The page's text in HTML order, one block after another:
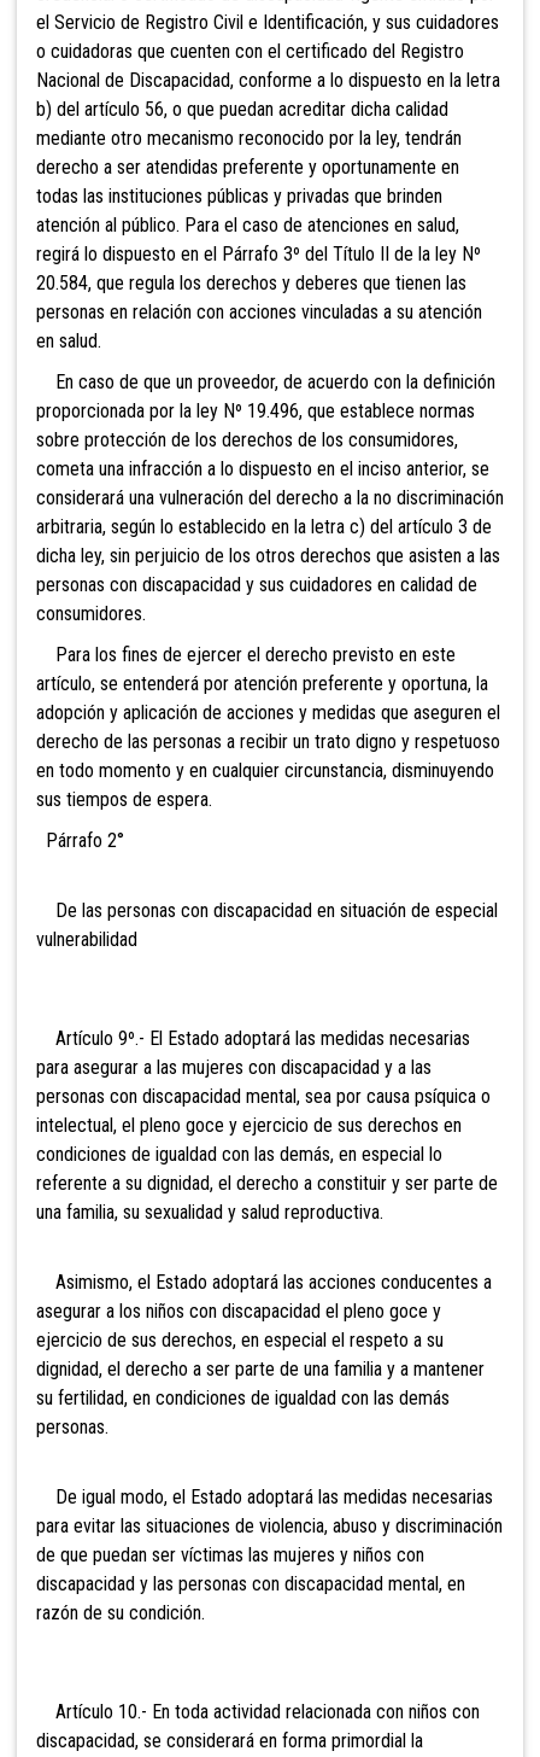
el Servicio de Registro Civil e Identificación, y sus cuidadores
o cuidadoras que cuenten con el certificado del Registro
Nacional de Discapacidad, conforme a lo dispuesto en la letra
b) del artículo 56, o que puedan acreditar dicha calidad
mediante otro mecanismo reconocido por la ley, tendrán
derecho a ser atendidas preferente y oportunamente en
todas las instituciones públicas y privadas que brinden
atención al público. Para el caso de atenciones en salud,
regirá lo dispuesto en el Párrafo 3º del Título II de la ley Nº
20.584, que regula los derechos y deberes que tienen las
personas en relación con acciones vinculadas a su atención
en salud.
En caso de que un proveedor, de acuerdo con la definición
proporcionada por la ley Nº 19.496, que establece normas
sobre protección de los derechos de los consumidores,
cometa una infracción a lo dispuesto en el inciso anterior, se
considerará una vulneración del derecho a la no discriminación
arbitraria, según lo establecido en la letra c) del artículo 3 de
dicha ley, sin perjuicio de los otros derechos que asisten a las
personas con discapacidad y sus cuidadores en calidad de
consumidores.
Para los fines de ejercer el derecho previsto en este
artículo, se entenderá por atención preferente y oportuna, la
adopción y aplicación de acciones y medidas que aseguren el
derecho de las personas a recibir un trato digno y respetuoso
en todo momento y en cualquier circunstancia, disminuyendo
sus tiempos de espera.
Párrafo 2°
De las personas con discapacidad en situación de especial
vulnerabilidad
Artículo 9º.- El Estado adoptará las medidas necesarias
para asegurar a las mujeres con discapacidad y a las
personas con discapacidad mental, sea por causa psíquica o
intelectual, el pleno goce y ejercicio de sus derechos en
condiciones de igualdad con las demás, en especial lo
referente a su dignidad, el derecho a constituir y ser parte de
una familia, su sexualidad y salud reproductiva.
Asimismo, el Estado adoptará las acciones conducentes a
asegurar a los niños con discapacidad el pleno goce y
ejercicio de sus derechos, en especial el respeto a su
dignidad, el derecho a ser parte de una familia y a mantener
su fertilidad, en condiciones de igualdad con las demás
personas.
De igual modo, el Estado adoptará las medidas necesarias
para evitar las situaciones de violencia, abuso y discriminación
de que puedan ser víctimas las mujeres y niños con
discapacidad y las personas con discapacidad mental, en
razón de su condición.
Artículo 10.- En toda actividad relacionada con niños con
discapacidad, se considerará en forma primordial la